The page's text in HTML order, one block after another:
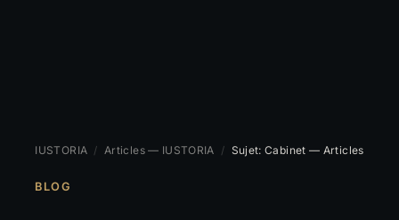
IUSTORIA / Articles — IUSTORIA / Sujet: Cabinet — Articles
BLOG